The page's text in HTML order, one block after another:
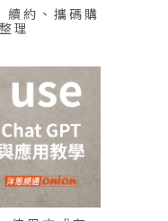
約、攜碼購
理